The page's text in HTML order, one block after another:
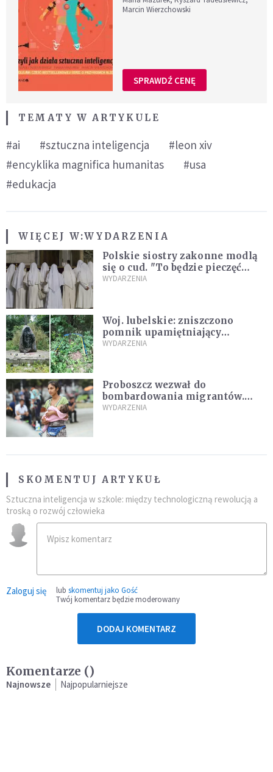
Marcin Wierzchowski
SPRAWDŹ CENĘ
TEMATY W ARTYKULE
#ai #sztuczna inteligencja
#leon xiv
#encyklika magnifica humanitas
#usa
#edukacja
WIĘCEJ W:WYDARZENIA
Polskie siostry zakonne modlą
się o cud. "To będzie pieczęć
Pana Boga dla naszej wiary"
WYDARZENIA
Woj. lubelskie: zniszczono
pomnik upamiętniający
żołnierzy UPA. Ambasada
WYDARZENIA
Proboszcz wezwał do
bombardowania migrantów.
"Masowy ogień przeciwko
WYDARZENIA
SKOMENTUJ ARTYKUŁ
Sztuczna inteligencja w szkole: między technologiczną rewolucją a
troską o rozwój człowieka
Zaloguj się lub skomentuj jako Gość
Twój komentarz będzie moderowany
DODAJ KOMENTARZ
Komentarze ()
Najnowsze Najpopularniejsze